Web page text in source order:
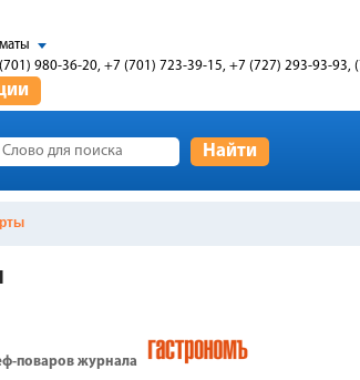
980-36-20, +7 (701) 723-39-15, +7 (727) 293-93-93,
Найти
поваров журнала